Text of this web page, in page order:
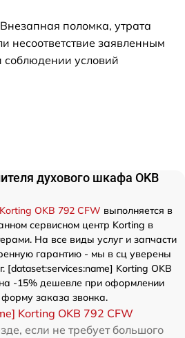
поломка, утрата
несоответствие заявленным
соблюдении условий
духового шкафа OKB
OKB 792 CFW выполняется в
сервисном центр Korting в
На все виды услуг и запчасти
гарантию - мы в сц уверены
[dataset:services:name] Korting OKB
на -15% дешевле при оформлении
заказа звонка.
Korting OKB 792 CFW
если не требует большого